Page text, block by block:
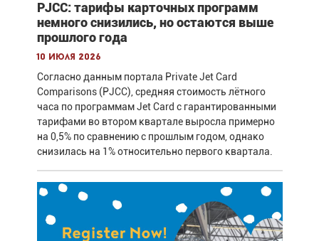
PJCC: тарифы карточных программ
немного снизились, но остаются выше
прошлого года
10 июля 2026
Согласно данным портала Private Jet Card
Comparisons (PJCC), средняя стоимость лётного
часа по программам Jet Card с гарантированными
тарифами во втором квартале выросла примерно
на 0,5% по сравнению с прошлым годом, однако
снизилась на 1% относительно первого квартала.